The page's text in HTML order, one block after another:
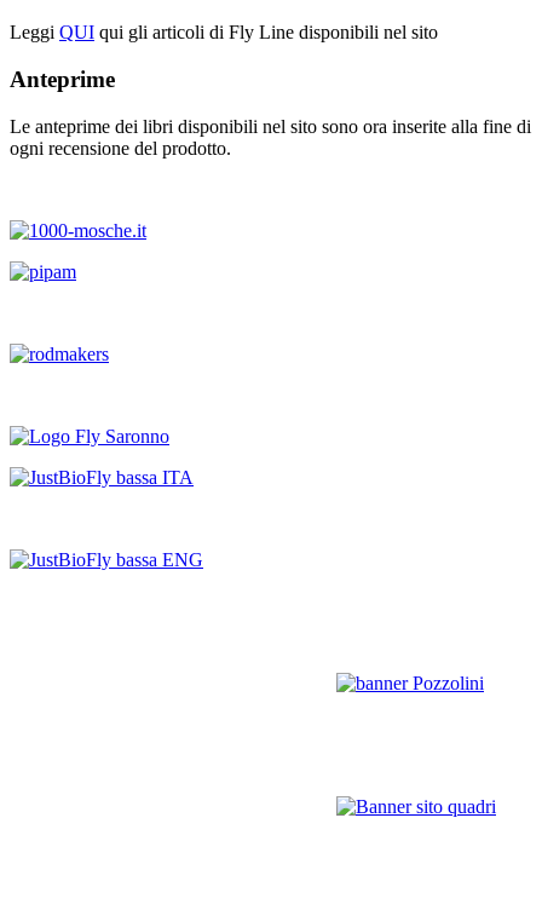
Leggi QUI qui gli articoli di Fly Line disponibili nel sito
Anteprime
Le anteprime dei libri disponibili nel sito sono ora inserite alla fine di
ogni recensione del prodotto.